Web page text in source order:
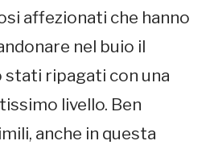
affezionati che hanno
nel buio il
stati ripagati con una
livello. Ben
anche in questa